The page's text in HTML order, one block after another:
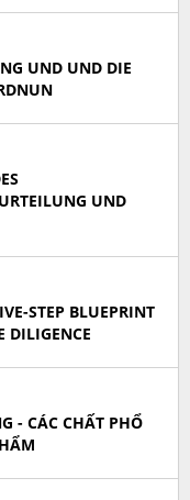
UND UND DIE
UND
STEP BLUEPRINT
DILIGENCE
- CÁC CHẤT PHỔ